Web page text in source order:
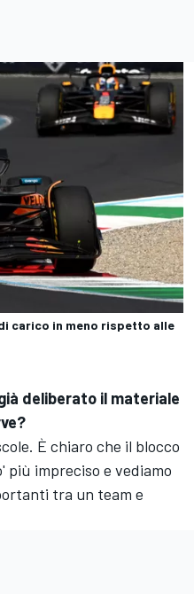
carico in meno rispetto alle
deliberato il materiale
È chiaro che il blocco
più impreciso e vediamo
tra un team e